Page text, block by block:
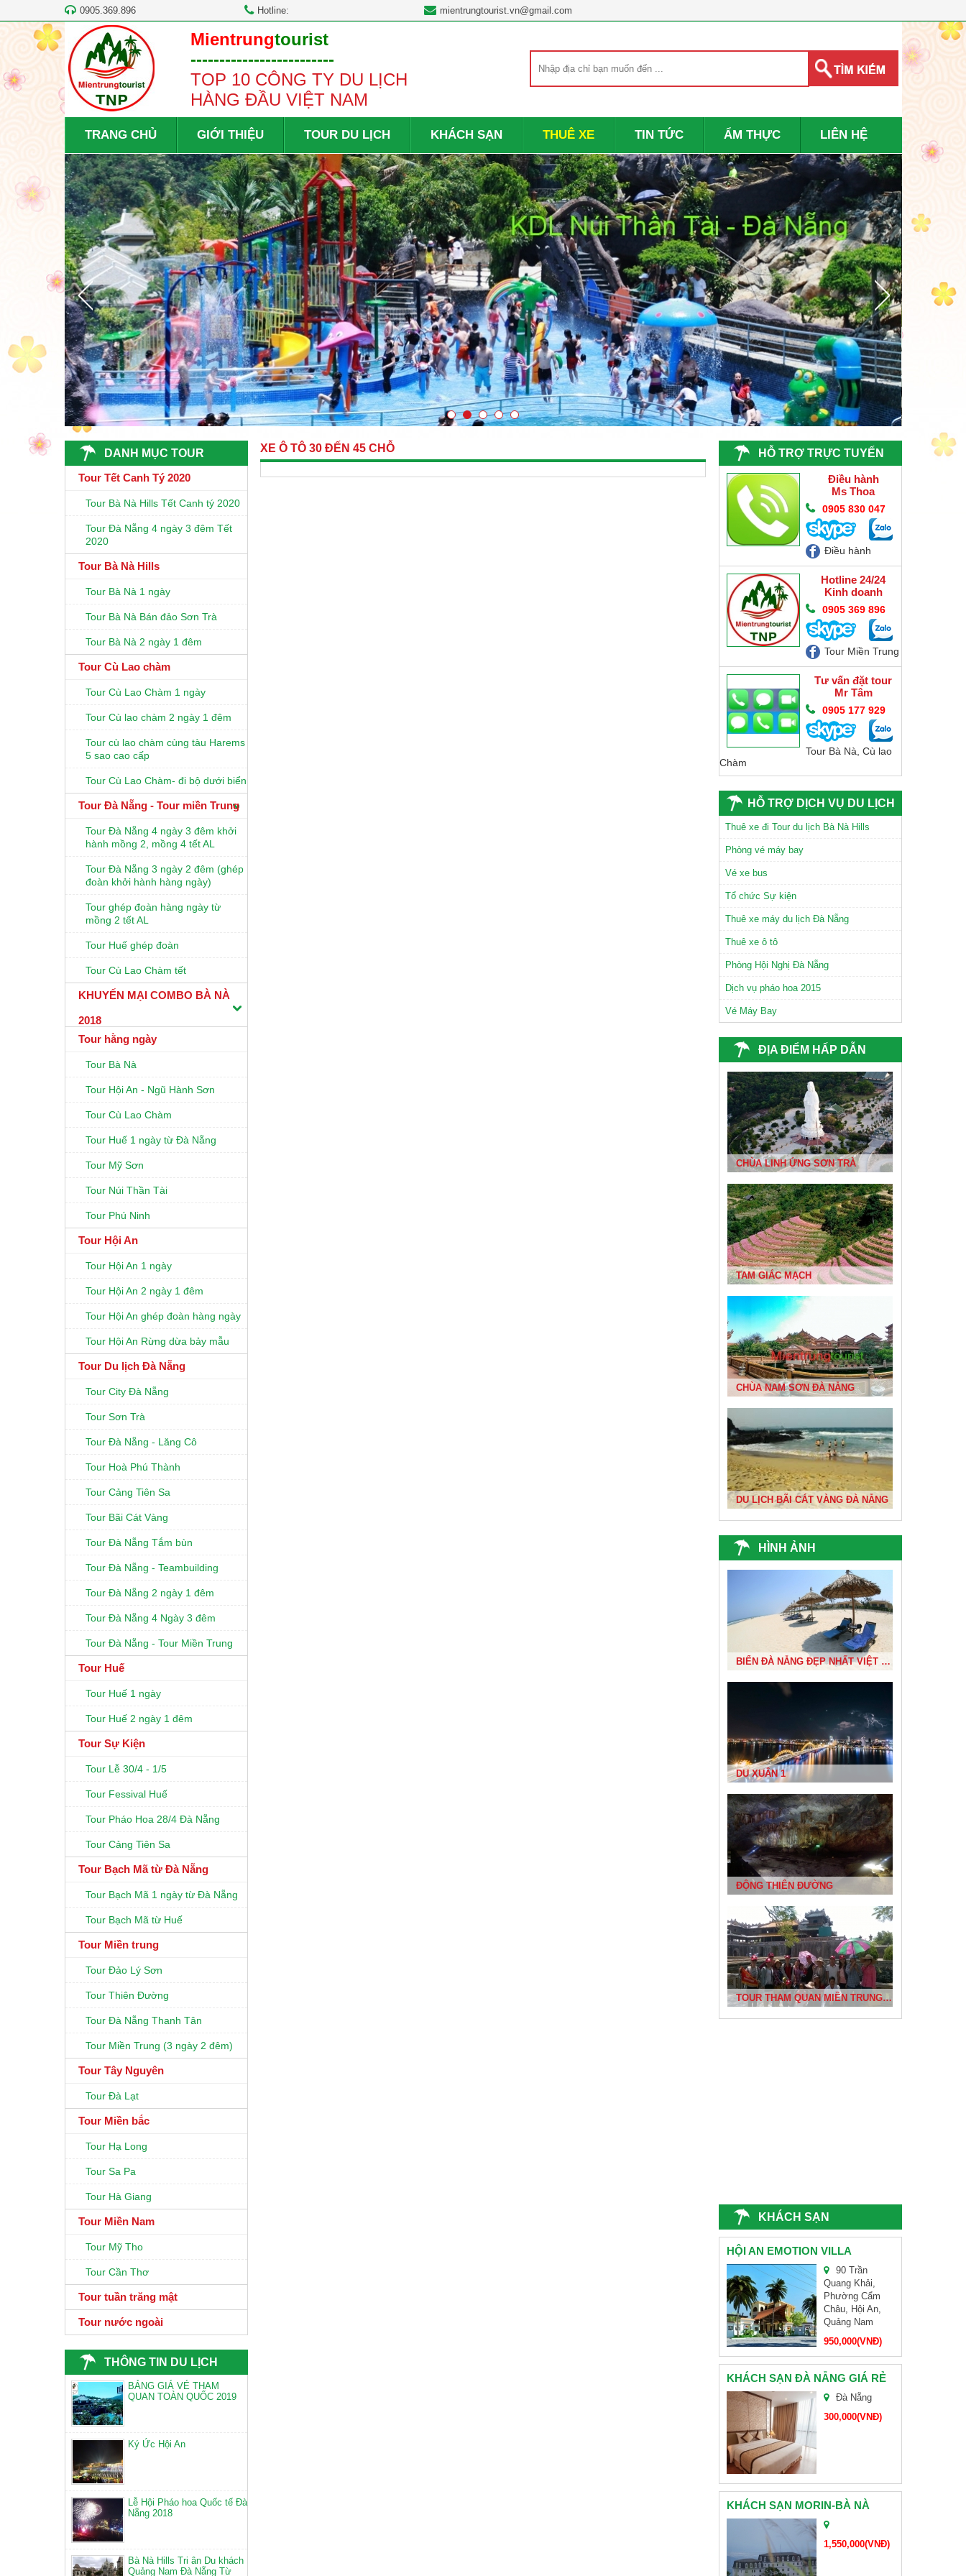
0905.369.896 Hotline: mientrungtourist.vn@gmail.com
Mientrungtourist
-------------------------
TOP 10 CÔNG TY DU LỊCH
HÀNG ĐẦU VIỆT NAM
TRANG CHỦ GIỚI THIỆU TOUR DU LỊCH KHÁCH SẠN THUÊ XE TIN TỨC ẨM THỰC LIÊN HỆ
DANH MỤC TOUR
Tour Tết Canh Tý 2020
Tour Bà Nà Hills Tết Canh tý 2020
Tour Đà Nẵng 4 ngày 3 đêm Tết
2020
Tour Bà Nà Hills
Tour Bà Nà 1 ngày
Tour Bà Nà Bán đảo Sơn Trà
Tour Bà Nà 2 ngày 1 đêm
Tour Cù Lao chàm
Tour Cù Lao Chàm 1 ngày
Tour Cù lao chàm 2 ngày 1 đêm
Tour cù lao chàm cùng tàu Harems
5 sao cao cấp
Tour Cù Lao Chàm- đi bộ dưới biển
Tour Đà Nẵng - Tour miền Trung
Tour Đà Nẵng 4 ngày 3 đêm khởi
hành mồng 2, mồng 4 tết AL
Tour Đà Nẵng 3 ngày 2 đêm (ghép
đoàn khởi hành hàng ngày)
Tour ghép đoàn hàng ngày từ
mồng 2 tết AL
Tour Huế ghép đoàn
Tour Cù Lao Chàm tết
KHUYẾN MẠI COMBO BÀ NÀ
2018
Tour hằng ngày
Tour Bà Nà
Tour Hội An - Ngũ Hành Sơn
Tour Cù Lao Chàm
Tour Huế 1 ngày từ Đà Nẵng
Tour Mỹ Sơn
Tour Núi Thần Tài
Tour Phú Ninh
Tour Hội An
Tour Hội An 1 ngày
Tour Hội An 2 ngày 1 đêm
Tour Hội An ghép đoàn hàng ngày
Tour Hội An Rừng dừa bảy mẫu
Tour Du lịch Đà Nẵng
Tour City Đà Nẵng
Tour Sơn Trà
Tour Đà Nẵng - Lăng Cô
Tour Hoà Phú Thành
Tour Cảng Tiên Sa
Tour Bãi Cát Vàng
Tour Đà Nẵng Tắm bùn
Tour Đà Nẵng - Teambuilding
Tour Đà Nẵng 2 ngày 1 đêm
Tour Đà Nẵng 4 Ngày 3 đêm
Tour Đà Nẵng - Tour Miền Trung
Tour Huế
Tour Huế 1 ngày
Tour Huế 2 ngày 1 đêm
Tour Sự Kiện
Tour Lễ 30/4 - 1/5
Tour Fessival Huế
Tour Pháo Hoa 28/4 Đà Nẵng
Tour Cảng Tiên Sa
Tour Bạch Mã từ Đà Nẵng
Tour Bạch Mã 1 ngày từ Đà Nẵng
Tour Bạch Mã từ Huế
Tour Miền trung
Tour Đảo Lý Sơn
Tour Thiên Đường
Tour Đà Nẵng Thanh Tân
Tour Miền Trung (3 ngày 2 đêm)
Tour Tây Nguyên
Tour Đà Lạt
Tour Miền bắc
Tour Hạ Long
Tour Sa Pa
Tour Hà Giang
Tour Miền Nam
Tour Mỹ Tho
Tour Cần Thơ
Tour tuần trăng mật
Tour nước ngoài
THÔNG TIN DU LỊCH
BẢNG GIÁ VÉ THAM
QUAN TOÀN QUỐC 2019
Ký Ức Hội An
Lễ Hội Pháo hoa Quốc tế Đà
Nẵng 2018
Bà Nà Hills Tri ân Du khách
Quảng Nam Đà Nẵng Từ
XE Ô TÔ 30 ĐẾN 45 CHỖ HỖ TRỢ TRỰC TUYẾN
Điều hành
Ms Thoa
0905 830 047
Điều hành
Hotline 24/24
Kinh doanh
0905 369 896
Tour Miền Trung
Tư vấn đặt tour
Mr Tâm
0905 177 929
Tour Bà Nà, Cù lao
Chàm
HỖ TRỢ DỊCH VỤ DU LỊCH
Thuê xe đi Tour du lịch Bà Nà Hills
Phòng vé máy bay
Vé xe bus
Tổ chức Sự kiện
Thuê xe máy du lịch Đà Nẵng
Thuê xe ô tô
Phòng Hội Nghị Đà Nẵng
Dịch vụ pháo hoa 2015
Vé Máy Bay
ĐỊA ĐIỂM HẤP DẪN
CHÙA LINH ỨNG SƠN TRÀ
TAM GIÁC MẠCH
CHÙA NAM SƠN ĐÀ NẴNG
CHÙA LINH ỨNG SƠN TRÀ
TAM GIÁC MẠCH
CHÙA NAM SƠN ĐÀ NẴNG
DU LỊCH BÃI CÁT VÀNG ĐÀ NẴNG
ĐỀN BÀ TRIỆU
NHÀ RÔNG TÂY NGUYÊN
ĐẢO LÝ SƠN
BÃI TẮM NHẬT LỆ VÀ KHU KHẢO CỔ BÀU TRÓ
CHÙA LINH ỨNG SƠN TRÀ
TAM GIÁC MẠCH
CHÙA NAM SƠN ĐÀ NẴNG
HÌNH ẢNH
BIỂN ĐÀ NẴNG ĐẸP NHẤT VIỆT NAM
DU XUÂN 1
ĐỘNG THIÊN ĐƯỜNG
BIỂN ĐÀ NẴNG ĐẸP NHẤT VIỆT NAM
DU XUÂN 1
ĐỘNG THIÊN ĐƯỜNG
TOUR THAM QUAN MIỀN TRUNG CỦA DỰ ÁN PHÁT TRIỂN CỘNG ĐỒNG BÌNH THUẬN
BÁNH KẸO HẢI HÀ
ĐOÀN CHỊ HOÀNG-CẦN THƠ
KHÁCH SẠN
HỘI AN EMOTION VILLA
90 Trần
Quang Khải,
Phường Cẩm
Châu, Hội An,
Quảng Nam
950,000(VNĐ)
KHÁCH SẠN ĐÀ NẴNG GIÁ RẺ
Đà Nẵng
300,000(VNĐ)
KHÁCH SẠN MORIN-BÀ NÀ
1,550,000(VNĐ)